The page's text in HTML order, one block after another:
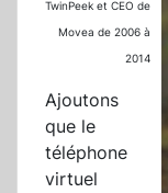
TwinPeek et CEO de
Movea de 2006 à
2014
Ajoutons
que le
téléphone
virtuel